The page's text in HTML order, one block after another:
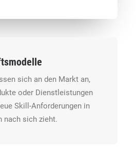
sich an den Markt an,
oder Dienstleistungen
Skill-Anforderungen in
nach sich zieht.